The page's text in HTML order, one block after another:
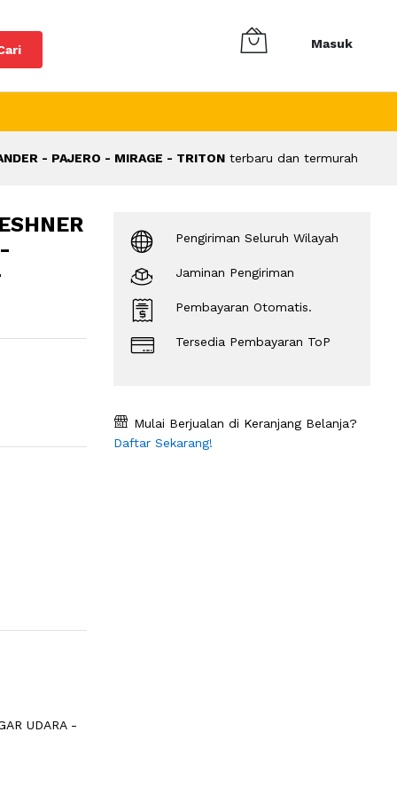
Masuk
- PAJERO - MIRAGE - TRITON terbaru dan termurah
UDARA -
Pengiriman Seluruh Wilayah
Jaminan Pengiriman
Pembayaran Otomatis.
Tersedia Pembayaran ToP
Mulai Berjualan di Keranjang Belanja?
Daftar Sekarang!